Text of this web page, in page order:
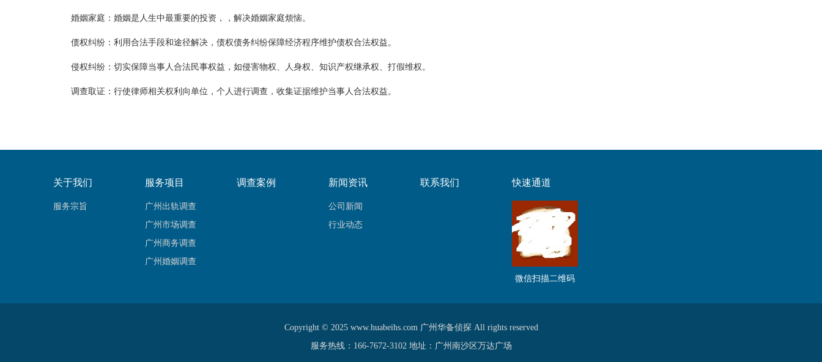
婚姻家庭：婚姻是人生中最重要的投资，，解决婚姻家庭烦恼。
债权纠纷：利用合法手段和途径解决，债权债务纠纷保障经济程序维护债权合法权益。
侵权纠纷：切实保障当事人合法民事权益，如侵害物权、人身权、知识产权继承权、打假维权。
调查取证：行使律师相关权利向单位，个人进行调查，收集证据维护当事人合法权益。
关于我们
服务宗旨
服务项目
广州出轨调查
广州市场调查
广州商务调查
广州婚姻调查
调查案例 新闻资讯
公司新闻
行业动态
联系我们 快速通道
微信扫描二维码
Copyright © 2025 www.huabeihs.com 广州华备侦探 All rights reserved
服务热线：166-7672-3102 地址：广州南沙区万达广场